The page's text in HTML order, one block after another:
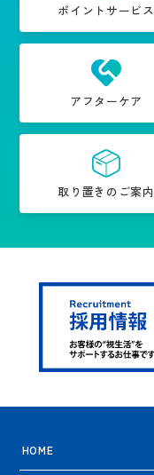
ポイントサービス
アフターケア
取り置きのご案内
HOME